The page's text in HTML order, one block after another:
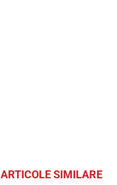
ARTICOLE SIMILARE